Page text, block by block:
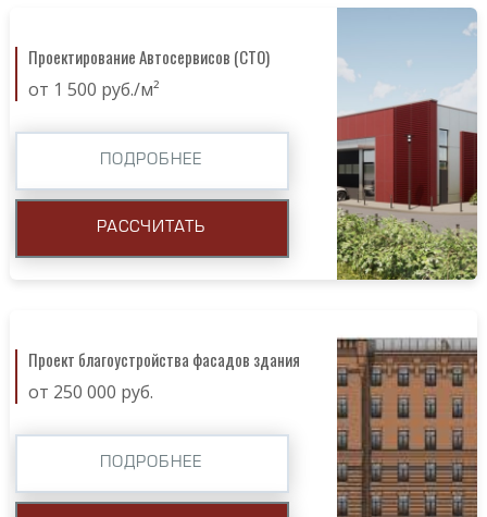
Проектирование Автосервисов (СТО)
от 1 500 руб./м²
ПОДРОБНЕЕ
РАССЧИТАТЬ
Проект благоустройства фасадов здания
от 250 000 руб.
ПОДРОБНЕЕ